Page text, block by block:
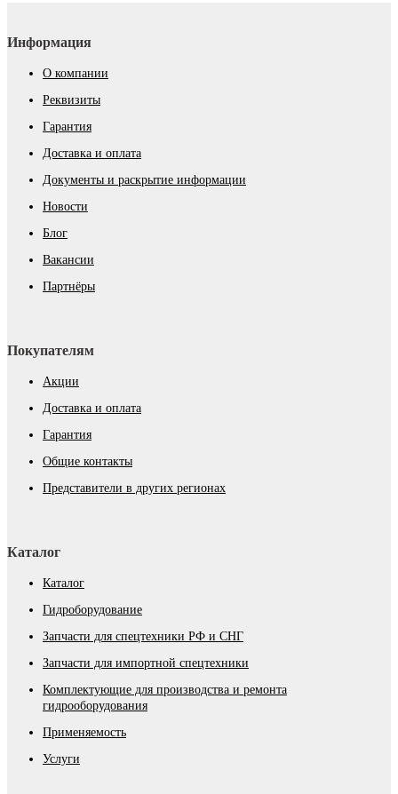
Информация
О компании
Реквизиты
Гарантия
Доставка и оплата
Документы и раскрытие информации
Новости
Блог
Вакансии
Партнёры
Покупателям
Акции
Доставка и оплата
Гарантия
Общие контакты
Представители в других регионах
Каталог
Каталог
Гидроборудование
Запчасти для спецтехники РФ и СНГ
Запчасти для импортной спецтехники
Комплектующие для производства и ремонта
гидрооборудования
Применяемость
Услуги